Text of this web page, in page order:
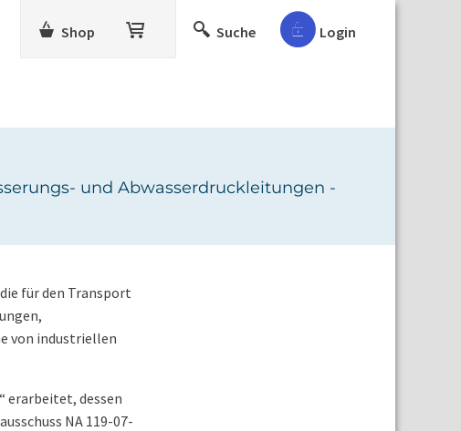
Shop Suche Login
und Abwasserdruckleitungen -
für den Transport
von industriellen
erarbeitet, dessen
NA 119-07-